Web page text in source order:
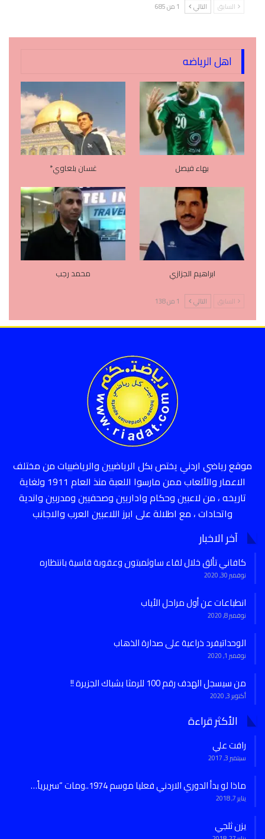
السابق التالي 1 من 685
اهل الرياضه
بهاء فيصل غسان بلعاوي*
ابراهيم الجزازي محمد رجب
السابق التالي 1 من 138
موقع رياضي اردني يختص بكل الرياضيين والرياضييات من مختلف
الاعمار والألعاب ممن مارسوا اللعبة منذ العام 1911 ولغاية
تاريخه ، من لاعبين وحكام واداريين وصحفيين ومدربين واندية
واتحادات ، مع اطلالة على ابرز اللاعبين العرب والاجانب
آخر الاخبار
كافاني تألق خلال لقاء ساوثمبتون وعقوبة قاسية بانتظاره
نوفمبر 30, 2020
انطباعات عن أول مراحل الأياب
نوفمبر 8, 2020
الوحداتيفرد ذراعية على صدارة الذهاب
نوفمبر 1, 2020
من سيسجل الهدف رقم 100 للرمثا بشباك الجزيرة !!
أكتوبر 3, 2020
الأكثر قراءة
رافت علي
سبتمبر 3, 2017
ماذا لو بدأ الدوري الاردني فعليا موسم 1974..ومات “سريرياً…
يناير 7, 2018
يزن ثلجي